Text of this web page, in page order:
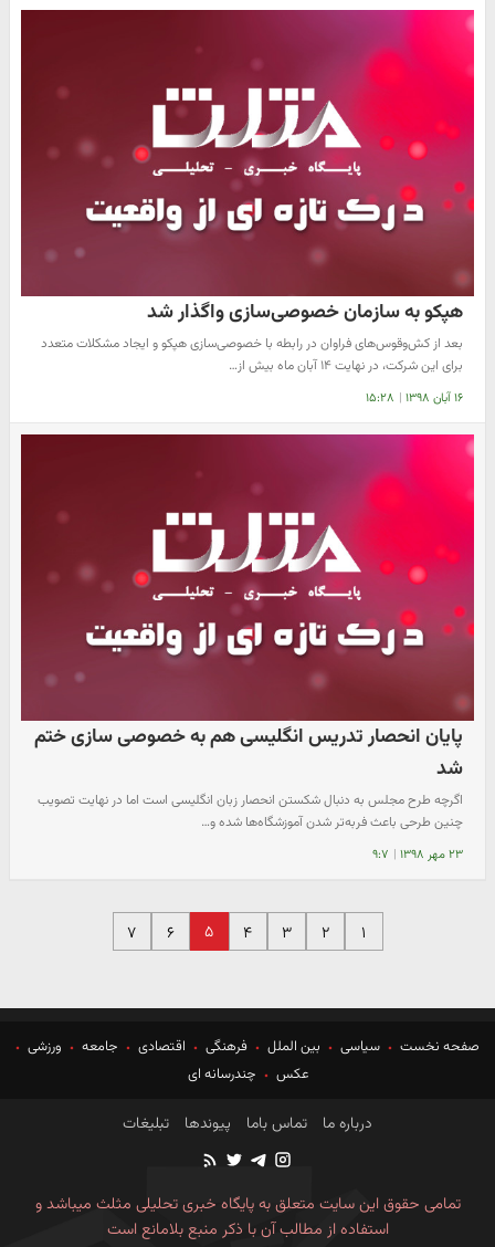
هپکو به سازمان خصوصی‌سازی واگذار شد
بعد از کش‌وقوس‌های فراوان در رابطه با خصوصی‌سازی هپکو و ایجاد مشکلات متعدد
برای این شرکت، در نهایت ۱۴ آبان ماه بیش از…
۱۶ آبان ۱۳۹۸ | ۱۵:۲۸
پایان انحصار تدریس انگلیسی هم به خصوصی سازی ختم
شد
اگرچه طرح مجلس به دنبال شکستن انحصار زبان انگلیسی است اما در نهایت تصویب
چنین طرحی باعث فربه‌تر شدن آموزشگاه‌ها شده و…
۲۳ مهر ۱۳۹۸ | ۹:۷
۱ ۲ ۳ ۴ ۵ ۶ ۷
صفحه نخست سیاسی بین الملل فرهنگی اقتصادی جامعه
ورزشی
عکس
چندرسانه ای
درباره ما تماس باما پیوندها تبلیغات
تمامی حقوق این سایت متعلق به پایگاه خبری تحلیلی مثلث میباشد و
استفاده از مطالب آن با ذکر منبع بلامانع است